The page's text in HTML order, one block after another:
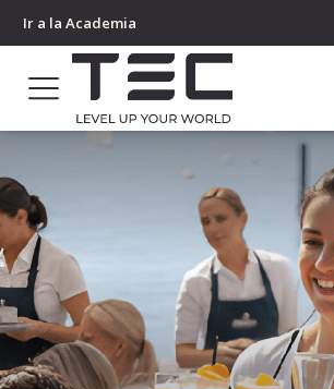
Ir a la Academia
Trabajo